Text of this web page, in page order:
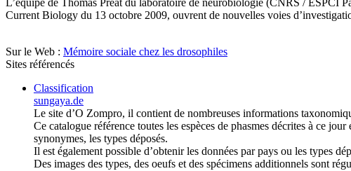
L’équipe de Thomas Preat du laboratoire de neurobiologie (CNRS / ESPCI
Current Biology du 13 octobre 2009, ouvrent de nouvelles voies
Sur le Web : Mémoire sociale chez les drosophiles
Sites référencés
Classification
sungaya.de
Le site d’O Zompro, il contient de nombreuses informations
Ce catalogue référence toutes les espèces de phasmes décrites à ce
synonymes, les types déposés.
Il est également possible d’obtenir les données par pays ou les types
Des images des types, des oeufs et des spécimens additionnels sont